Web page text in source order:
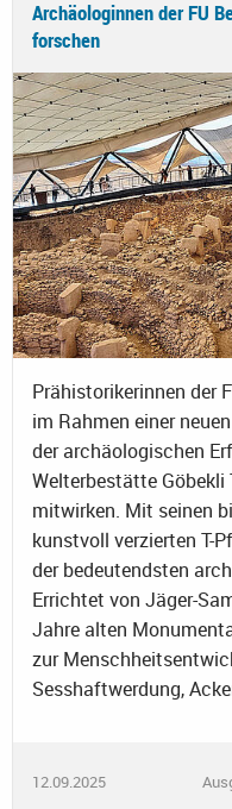
Archäologinnen der FU
forschen
Prähistorikerinnen der
im Rahmen einer
der archäologischen
Welterbestätte Göbekli
mitwirken. Mit seinen
kunstvoll verzierten T-
der bedeutendsten
Errichtet von Jäger-
Jahre alten
zur
Sesshaftwerdung,
12.09.2025